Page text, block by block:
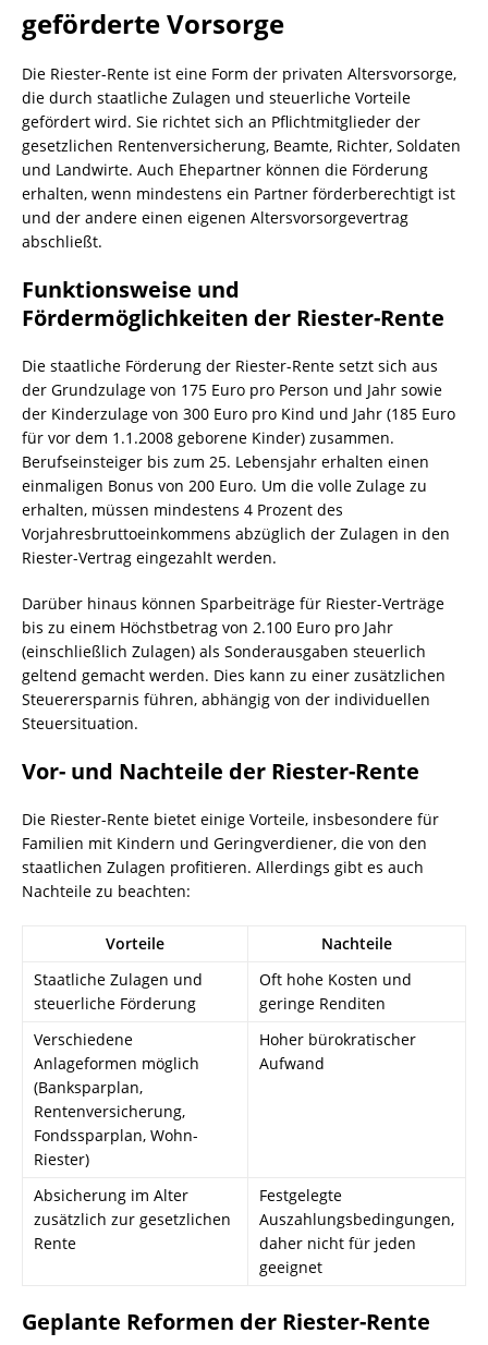
geförderte Vorsorge
Die Riester-Rente ist eine Form der privaten Altersvorsorge,
die durch staatliche Zulagen und steuerliche Vorteile
gefördert wird. Sie richtet sich an Pflichtmitglieder der
gesetzlichen Rentenversicherung, Beamte, Richter, Soldaten
und Landwirte. Auch Ehepartner können die Förderung
erhalten, wenn mindestens ein Partner förderberechtigt ist
und der andere einen eigenen Altersvorsorgevertrag
abschließt.
Funktionsweise und
Fördermöglichkeiten der Riester-Rente
Die staatliche Förderung der Riester-Rente setzt sich aus
der Grundzulage von 175 Euro pro Person und Jahr sowie
der Kinderzulage von 300 Euro pro Kind und Jahr (185 Euro
für vor dem 1.1.2008 geborene Kinder) zusammen.
Berufseinsteiger bis zum 25. Lebensjahr erhalten einen
einmaligen Bonus von 200 Euro. Um die volle Zulage zu
erhalten, müssen mindestens 4 Prozent des
Vorjahresbruttoeinkommens abzüglich der Zulagen in den
Riester-Vertrag eingezahlt werden.
Darüber hinaus können Sparbeiträge für Riester-Verträge
bis zu einem Höchstbetrag von 2.100 Euro pro Jahr
(einschließlich Zulagen) als Sonderausgaben steuerlich
geltend gemacht werden. Dies kann zu einer zusätzlichen
Steuerersparnis führen, abhängig von der individuellen
Steuersituation.
Vor- und Nachteile der Riester-Rente
Die Riester-Rente bietet einige Vorteile, insbesondere für
Familien mit Kindern und Geringverdiener, die von den
staatlichen Zulagen profitieren. Allerdings gibt es auch
Nachteile zu beachten:
Vorteile
Nachteile
Staatliche Zulagen und
steuerliche Förderung
Oft hohe Kosten und
geringe Renditen
Verschiedene
Anlageformen möglich
(Banksparplan,
Rentenversicherung,
Fondssparplan, Wohn-
Riester)
Hoher bürokratischer
Aufwand
Absicherung im Alter
zusätzlich zur gesetzlichen
Rente
Festgelegte
Auszahlungsbedingungen,
daher nicht für jeden
geeignet
Geplante Reformen der Riester-Rente